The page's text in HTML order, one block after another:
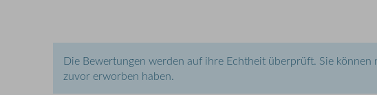
Die Bewertungen werden auf ihre Echtheit überprüft. Sie
zuvor erworben haben.